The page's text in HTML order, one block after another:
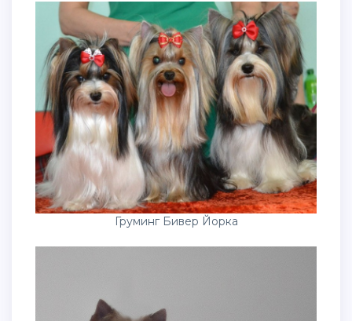
Груминг Бивер Йорка